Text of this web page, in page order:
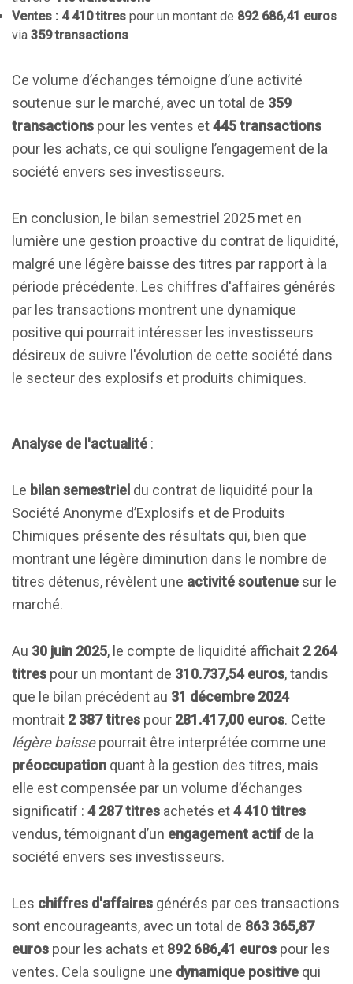
Ventes : 4 410 titres pour un montant de 892 686,41 euros
via 359 transactions
Ce volume d’échanges témoigne d’une activité
soutenue sur le marché, avec un total de 359
transactions pour les ventes et445 transactions
pour les achats, ce qui souligne l’engagement de la
société envers ses investisseurs.
En conclusion, le bilan semestriel 2025 met en
lumière une gestion proactive du contrat de liquidité,
malgré une légère baisse des titres par rapport à la
période précédente. Les chiffres d'affaires générés
par les transactions montrent une dynamique
positive qui pourrait intéresser les investisseurs
désireux de suivre l'évolution de cette société dans
le secteur des explosifs et produits chimiques.
Analyse de l'actualité :
Le bilan semestriel du contrat de liquidité pour la
Société Anonyme d’Explosifs et de Produits
Chimiques présente des résultats qui, bien que
montrant une légère diminution dans le nombre de
titres détenus, révèlent une activité soutenue sur le
marché.
Au 30 juin 2025, le compte de liquidité affichait 2 264
titres pour un montant de 310.737,54 euros, tandis
que le bilan précédent au 31 décembre 2024
montrait 2 387 titres pour 281.417,00 euros. Cette
légère baissepourrait être interprétée comme une
préoccupation quant à la gestion des titres, mais
elle est compensée par un volume d’échanges
significatif : 4 287 titres achetés et4 410 titres
vendus, témoignant d’un engagement actifde la
société envers ses investisseurs.
Les chiffres d'affaires générés par ces transactions
sont encourageants, avec un total de 863 365,87
euros pour les achats et 892 686,41 euros pour les
ventes. Cela souligne une dynamique positive qui